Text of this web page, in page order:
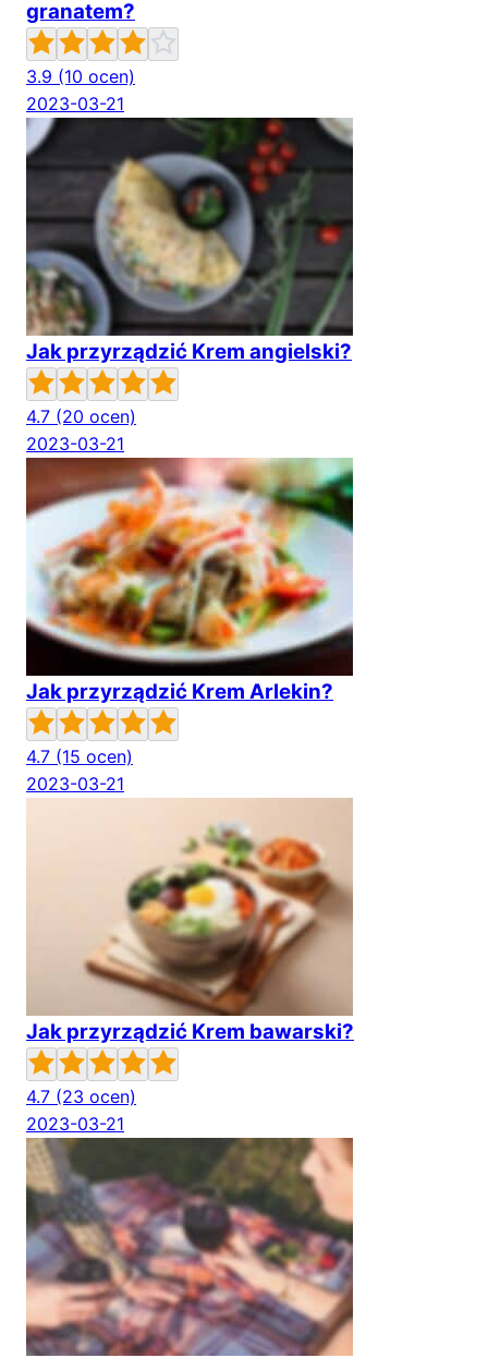
granatem?
3.9 (10 ocen)
2023-03-21
Jak przyrządzić Krem angielski?
4.7 (20 ocen)
2023-03-21
Jak przyrządzić Krem Arlekin?
4.7 (15 ocen)
2023-03-21
Jak przyrządzić Krem bawarski?
4.7 (23 ocen)
2023-03-21